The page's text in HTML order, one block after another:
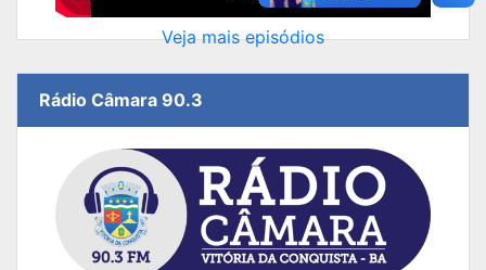
Veja mais episódios
Rádio Câmara 90.3